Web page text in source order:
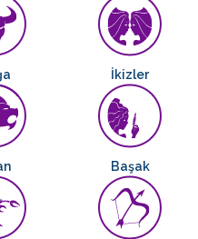
İkizler
Başak